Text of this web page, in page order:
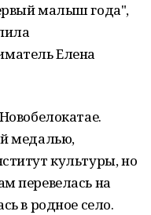
малыш года",
Елена
медалью,
культуры, но
перевелась на
в родное село.